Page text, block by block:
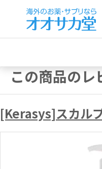
この商品のレ
[Kerasys]スカル